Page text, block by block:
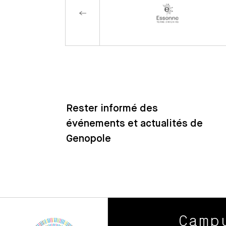
Rester informé des
événements et actualités de
Genopole